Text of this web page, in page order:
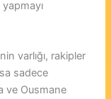
varlığı, rakipler
sadece
ve Ousmane